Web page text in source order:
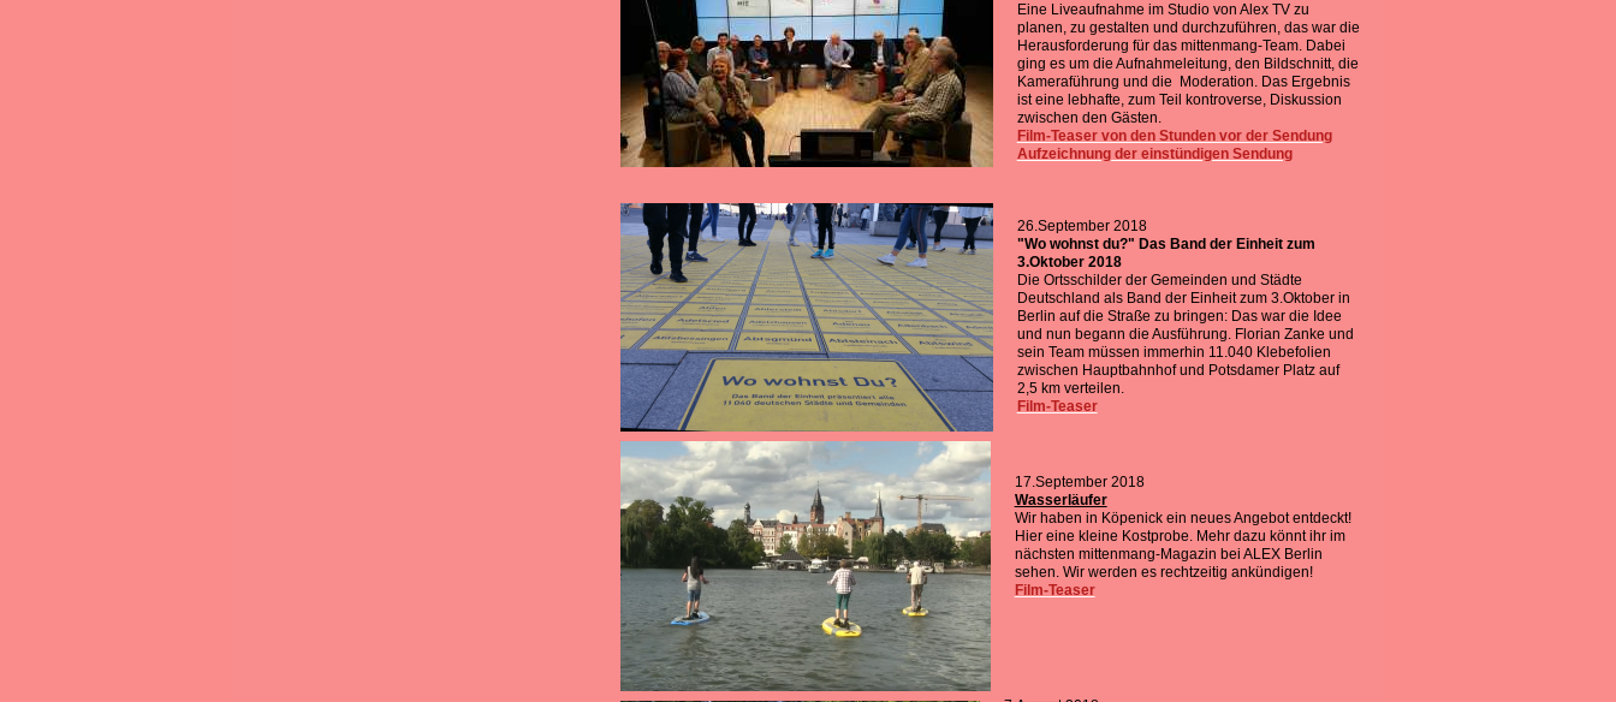
Eine Liveaufnahme im Studio von Alex TV zu
planen, zu gestalten und durchzuführen, das war die
Herausforderung für das mittenmang-Team. Dabei
ging es um die Aufnahmeleitung, den Bildschnitt, die
Kameraführung und die Moderation. Das Ergebnis
ist eine lebhafte, zum Teil kontroverse, Diskussion
zwischen den Gästen.
Film-Teaser von den Stunden vor der Sendung
Aufzeichnung der einstündigen Sendung
26.September 2018
"Wo wohnst du?" Das Band der Einheit zum
3.Oktober 2018
Die Ortsschilder der Gemeinden und Städte
Deutschland als Band der Einheit zum 3.Oktober in
Berlin auf die Straße zu bringen: Das war die Idee
und nun begann die Ausführung. Florian Zanke und
sein Team müssen immerhin 11.040 Klebefolien
zwischen Hauptbahnhof und Potsdamer Platz auf
2,5 km verteilen.
Film-Teaser
17.September 2018
Wasserläufer
Wir haben in Köpenick ein neues Angebot entdeckt!
Hier eine kleine Kostprobe. Mehr dazu könnt ihr im
nächsten mittenmang-Magazin bei ALEX Berlin
sehen. Wir werden es rechtzeitig ankündigen!
Film-Teaser